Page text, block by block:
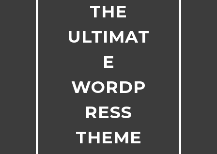
THE
ULTIMAT
E
WORDP
RESS
THEME